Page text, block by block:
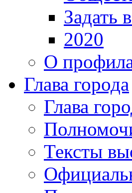
Задать
2020
О
Глава города
Глава
Тексты